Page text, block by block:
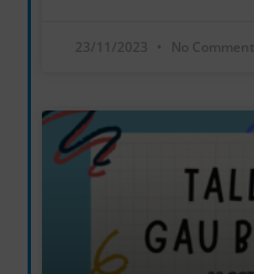
23/11/2023 No